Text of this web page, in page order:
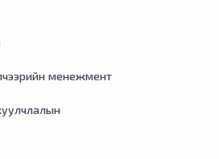
менежмент